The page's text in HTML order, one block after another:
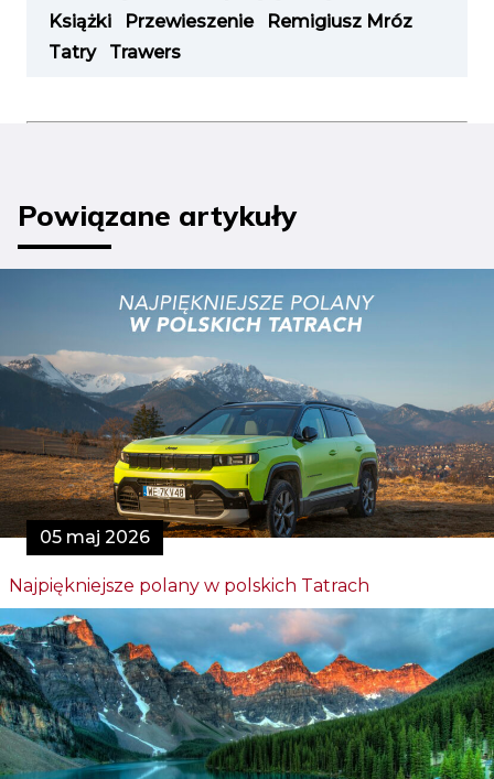
Książki
Przewieszenie
Remigiusz Mróz
Tatry
Trawers
Powiązane artykuły
05 maj 2026
Najpiękniejsze polany w polskich Tatrach